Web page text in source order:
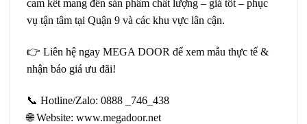
cam kết mang đến sản phẩm chất lượng – giá tốt – phục
vụ tận tâm tại Quận 9 và các khu vực lân cận.
👉 Liên hệ ngay MEGA DOOR để xem mẫu thực tế &
nhận báo giá ưu đãi!
📞 Hotline/Zalo: 0888 _746_438
🌐 Website: www.megadoor.net